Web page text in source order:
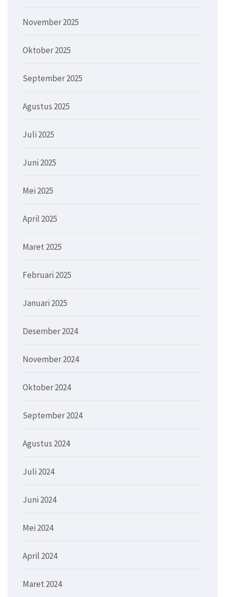
November 2025
Oktober 2025
September 2025
Agustus 2025
Juli 2025
Juni 2025
Mei 2025
April 2025
Maret 2025
Februari 2025
Januari 2025
Desember 2024
November 2024
Oktober 2024
September 2024
Agustus 2024
Juli 2024
Juni 2024
Mei 2024
April 2024
Maret 2024